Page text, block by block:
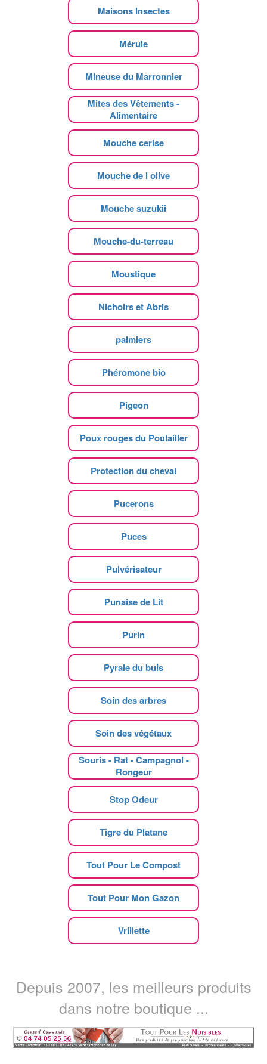
Maisons Insectes
Mérule
Mineuse du Marronnier
Mites des Vêtements -
Alimentaire
Mouche cerise
Mouche de l olive
Mouche suzukii
Mouche-du-terreau
Moustique
Nichoirs et Abris
palmiers
Phéromone bio
Pigeon
Poux rouges du Poulailler
Protection du cheval
Pucerons
Puces
Pulvérisateur
Punaise de Lit
Purin
Pyrale du buis
Soin des arbres
Soin des végétaux
Souris - Rat - Campagnol -
Rongeur
Stop Odeur
Tigre du Platane
Tout Pour Le Compost
Tout Pour Mon Gazon
Vrillette
Depuis 2007, les meilleurs produits
dans notre boutique ...